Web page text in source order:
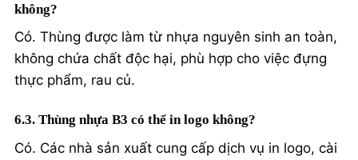
không?
Có. Thùng được làm từ nhựa nguyên sinh an toàn,
không chứa chất độc hại, phù hợp cho việc đựng
thực phẩm, rau củ.
6.3. Thùng nhựa B3 có thể in logo không?
Có. Các nhà sản xuất cung cấp dịch vụ in logo, cài